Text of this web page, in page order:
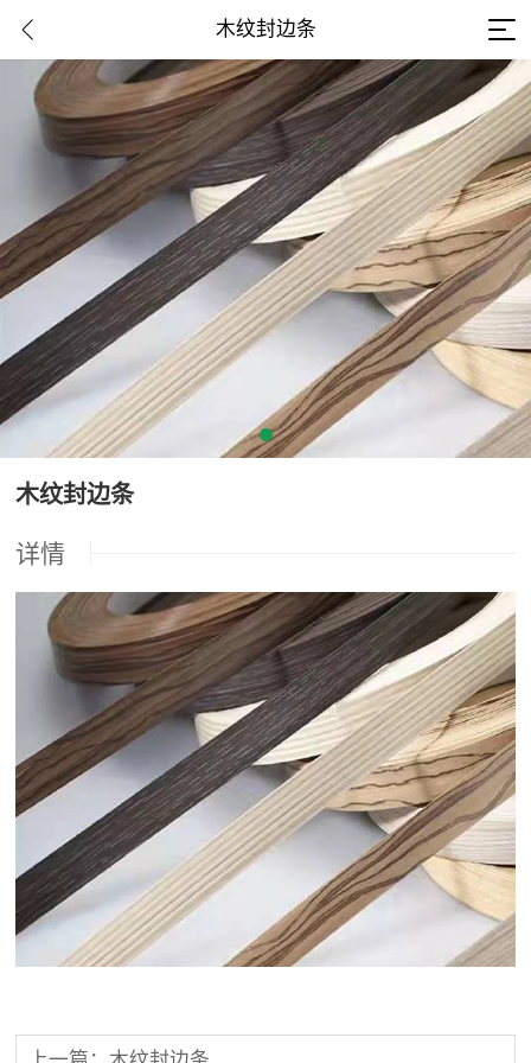
木纹封边条
木纹封边条
详情